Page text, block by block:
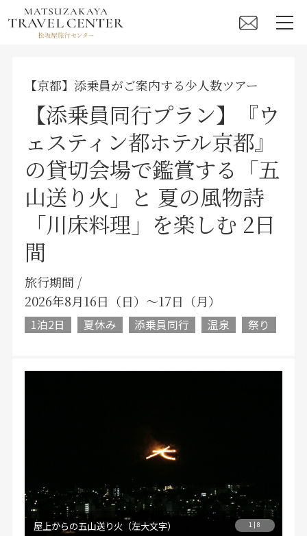
【京都】添乗員がご案内する少人数ツアー
【添乗員同行プラン】『ウ
ェスティン都ホテル京都』
の貸切会場で鑑賞する「五
山送り火」と 夏の風物詩
「川床料理」を楽しむ 2日
間
旅行期間 /
2026年8月16日（日）〜17日（月）
1泊2日 夏休み 添乗員同行 温泉 祭り
屋上からの五山送り火（左大文字） 1 | 8